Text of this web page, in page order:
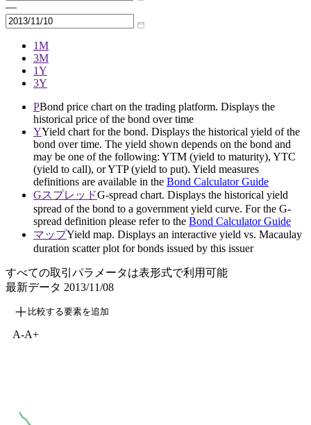
—
1M
3M
1Y
3Y
PBond price chart on the trading platform. Displays the
historical price of the bond over time
YYield chart for the bond. Displays the historical yield of the
bond over time. The yield shown depends on the bond and
may be one of the following: YTM (yield to maturity), YTC
(yield to call), or YTP (yield to put). Yield measures
definitions are available in the Bond Calculator Guide
GスプレッドG-spread chart. Displays the historical yield
spread of the bond to a government yield curve. For the G-
spread definition please refer to the Bond Calculator Guide
マップYield map. Displays an interactive yield vs. Macaulay
duration scatter plot for bonds issued by this issuer
すべての取引パラメータは表形式で利用可能
最新データ 2013/11/08
比較する要素を追加